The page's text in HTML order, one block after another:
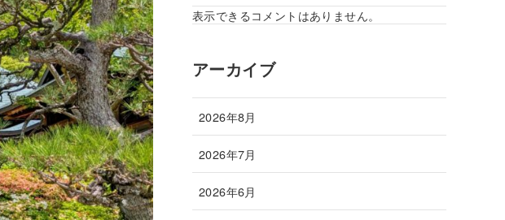
表示できるコメントはありません。
アーカイブ
2026年8月
2026年7月
2026年6月